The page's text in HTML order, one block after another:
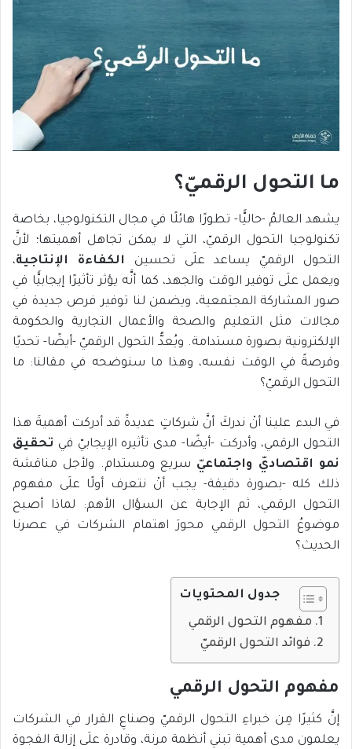
ما التحول الرقميّ؟
يشهد العالمُ -حاليًّا- تطورًا هائلًا في مجال التكنولوجيا، بخاصة
تكنولوجيا التحول الرقميّ، التي لا يمكن تجاهل أهميتها؛ لأنَّ
التحول الرقميّ يساعد علَى تحسين
الكفاءة الإنتاجية،
ويعمل علَى توفير الوقت والجهد، كما أنَّه يؤثر تأثيرًا إيجابيًّا في
صور المشاركة المجتمعية، ويضمن لنا توفير فرص جديدة في
مجالات مثل التعليم والصحة والأعمال التجارية والحكومة
الإلكترونية بصورة مستدامة. ويُعدُّ التحول الرقميّ -أيضًا- تحديًا
وفرصةً في الوقت نفسه، وهذا ما سنوضحه في مقالنا: ما
التحول الرقميّ؟
في البدء علينا أنْ ندركَ أنَّ شركاتٍ عديدةً قد أدركت أهميةَ هذا
التحول الرقمي، وأدركت -أيضًا- مدى تأثيره الإيجابيّ في تحقيق
نمو اقتصاديّ واجتماعيّ سريع ومستدام. ولأجل مناقشة
ذلك كله -بصورة دقيقة- يجب أنْ نتعرف أولًا علَى مفهوم
التحول الرقمي، ثم الإجابة عن السؤال الأهم: لماذا أصبح
موضوعُ التحول الرقمي محورَ اهتمام الشركات في عصرنا
الحديث؟
جدول المحتويات
مفهوم التحول الرقمي
فوائد التحول الرقميّ
مفهوم التحول الرقمي
إنَّ كثيرًا مِن خبراءِ التحول الرقميّ وصناعِ القرار في الشركات
يعلمون مدى أهمية تبني أنظمة مرنة، وقادرة علَى إزالة الفجوة